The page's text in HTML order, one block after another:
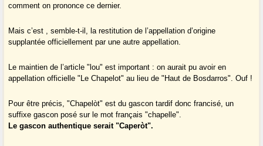
comment on prononce ce dernier.
Mais c’est , semble-t-il, la restitution de l’appellation d’origine
supplantée officiellement par une autre appellation.
Le maintien de l’article "lou" est important : on aurait pu avoir en
appellation officielle "Le Chapelot" au lieu de "Haut de Bosdarros". Ouf !
Pour être précis, "Chapelòt" est du gascon tardif donc francisé, un
suffixe gascon posé sur le mot français "chapelle".
Le gascon authentique serait "Caperòt".